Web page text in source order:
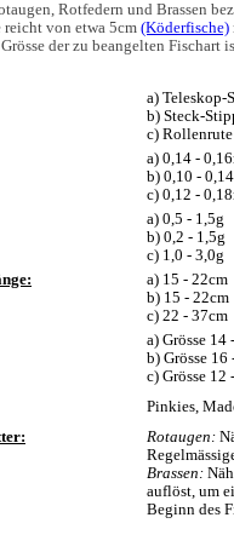
Rotfedern und Brassen
reicht von etwa 5cm (Köderfische)
der zu beangelten Fischart
a) Teleskop-
b) Steck-
c)
a) 0,14 -
b) 0,10 -
c) 0,12 -
a) 0,5 - 1,5g
b) 0,2 - 1,5g
c) 1,0 - 3,0g
a) 15 - 22cm
b) 15 - 22cm
c) 22 - 37cm
a) Grösse 14
b) Grösse 16
c) Grösse 12
Pinkies,
Rotaugen:
Brassen:
auflöst, um
Beginn des